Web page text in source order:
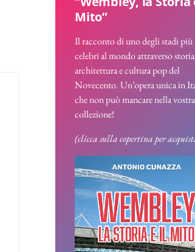
Mito”
Il racconto di uno degli stadi più
celebri al mondo attraverso
architettura e cultura pop del
Novecento. Un’opera unica in
che non può mancare nella vostra
collezione!
(clicca sulla copertina per